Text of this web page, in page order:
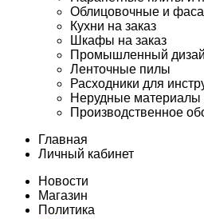
Облицовочные и
Кухни на заказ
Шкафы на заказ
Промышленный
Ленточные пилы
Расходники для
Нерудные материалы
Производственное
Главная
Личный кабинет
Новости
Магазин
Политика